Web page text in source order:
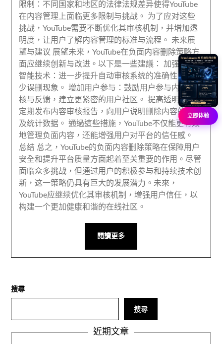
限制
： 不同国家和地区的法律法规差异使得YouTube
在内容管理上面临更多限制与挑战 。 为了应对这些
挑战 ，YouTube需要不断优化其审核机制 ，并增加透
明度 ，让用户了解内容管理的标准与流程 。 未来展
望与建议 展望未来 ，YouTube在负面内容删除策略方
面应继续创新与改进 。以下是一些建議： 加强人工
智能技术 ：进一步提升自动审核系统的准确性， 以减
少误删现象 。增加用户参与 ： 鼓励用户参与内容审
核与反馈 ， 建立更紧密的用户社区 。提高透明度：
定期发布内容审核报告 ， 向用户说明删除内容的原因
及统计数据 。 通過這些措施，YouTube不仅能更有效
地管理负面内容 ，还能增强用户对平台的信任感 。
总结 总之 ，YouTube的负面内容删除策略在保障用户
安全和提升平台质量方面起着至关重要的作用 。尽管
面临众多挑战 ，但通过用户的积极参与和持续技术创
新 ，这一策略仍具有巨大的发展潜力 。未來，
YouTube应继续优化其审核机制
，增强用户信任 ，以
构建一个更加健康和谐的在线社区 。
閱讀更多
搜尋
搜尋
近期文章
立即体验